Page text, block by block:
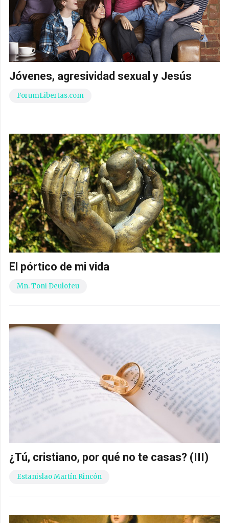
Jóvenes, agresividad sexual y Jesús
ForumLibertas.com
El pórtico de mi vida
Mn. Toni Deulofeu
¿Tú, cristiano, por qué no te casas? (III)
Estanislao Martín Rincón